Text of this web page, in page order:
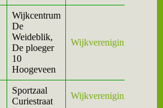
Wijkcentrum
De
Weideblik,
De ploeger
10
Hoogeveen
Wijkvereniging
Sportzaal
Curiestraat
Wijkvereniging